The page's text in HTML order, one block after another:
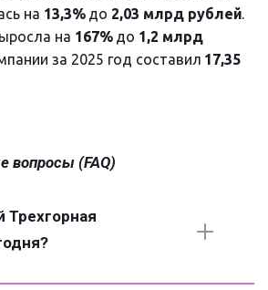
на 13,3% до 2,03 млрд рублей.
на 167% до 1,2 млрд
за 2025 год составил 17,35
вопросы (FAQ)
Трехгорная